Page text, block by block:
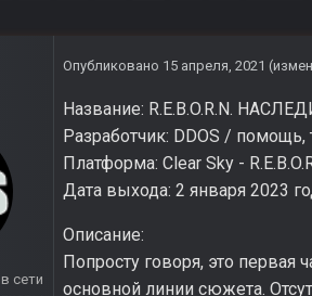
сети
Опубликовано 15 апреля, 2021
Название: R.E.B.O.R.N.
Разработчик: DDOS / помощь,
Платформа: Clear Sky -
Дата выхода: 2 января 2023
Описание:
Попросту говоря, это первая
основной линии сюжета.